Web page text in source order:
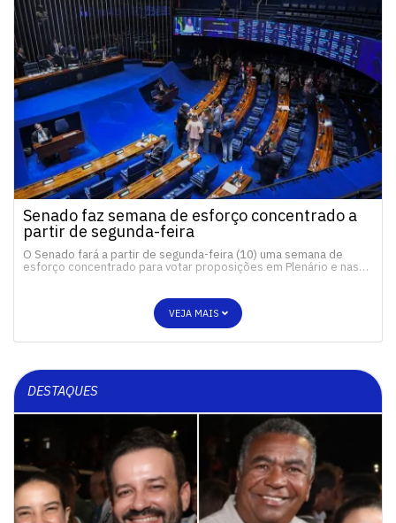
Senado faz semana de esforço concentrado a
partir de segunda-feira
O Senado fará a partir de segunda-feira (10) uma semana de
esforço concentrado para votar proposições em Plenário e nas…
VEJA MAIS
DESTAQUES